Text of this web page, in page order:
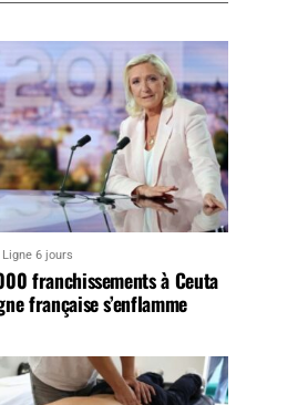
Ligne 6 jours
franchissements à Ceuta
française s’enflamme